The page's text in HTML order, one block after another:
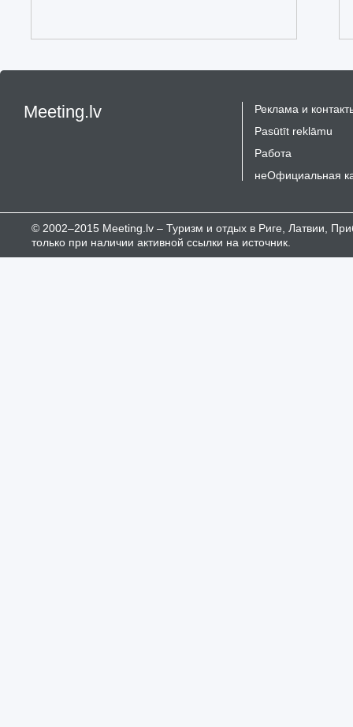
Meeting.lv
Реклама и
Pasūtīt reklāmu
Работа
неОфициальная
© 2002–2015 Meeting.lv – Туризм и отдых в Риге, Латвии,
только при наличии активной ссылки на источник.